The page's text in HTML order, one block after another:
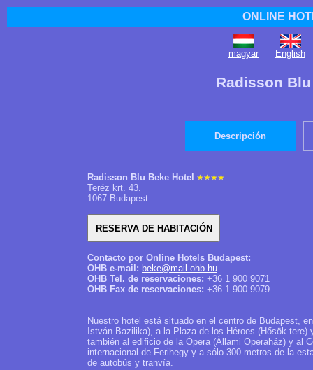
ONLINE
magyar English
Radisson
Descripción
Radisson Blu Beke Hotel
Teréz krt. 43.
1067 Budapest
Contacto por Online Hotels Budapest:
OHB e-mail: beke@mail.ohb.hu
OHB Tel. de reservaciones: +36 1 900 9071
OHB Fax de reservaciones: +36 1 900 9079
Nuestro hotel está situado en el centro de Budapest,
István Bazilika), a la Plaza de los Héroes (Hősök
también al edificio de la Ópera (Állami Operaház) y al
internacional de Ferihegy y a sólo 300 metros de la
de autobús y tranvía.